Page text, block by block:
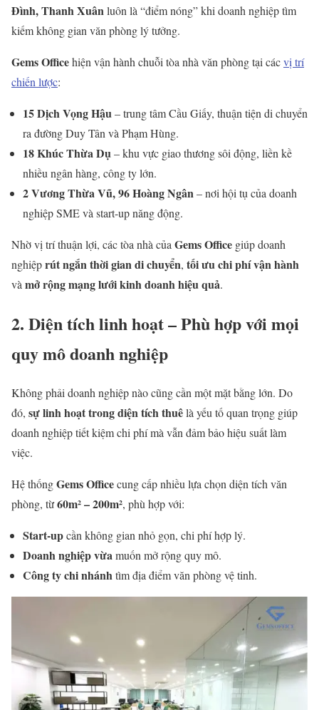
Đình, Thanh Xuânluôn là “điểm nóng” khi doanh nghiệp tìm
kiếm không gian văn phòng lý tưởng.
Gems Officehiện vận hành chuỗi tòa nhà văn phòng tại cácvị trí
chiến lược:
15 Dịch Vọng Hậu– trung tâm Cầu Giấy, thuận tiện di chuyển
ra đường Duy Tân và Phạm Hùng.
18 Khúc Thừa Dụ– khu vực giao thương sôi động, liền kề
nhiều ngân hàng, công ty lớn.
2 Vương Thừa Vũ, 96 Hoàng Ngân– nơi hội tụ của doanh
nghiệp SME và start-up năng động.
Nhờ vị trí thuận lợi, các tòa nhà của Gems Office giúp doanh
nghiệprút ngắn thời gian di chuyển, tối ưu chi phí vận hành
và mở rộng mạng lưới kinh doanh hiệu quả.
2. Diện tích linh hoạt – Phù hợp với mọi
quy mô doanh nghiệp
Không phải doanh nghiệp nào cũng cần một mặt bằng lớn. Do
đó, sự linh hoạt trong diện tích thuêlà yếu tố quan trọng giúp
doanh nghiệp tiết kiệm chi phí mà vẫn đảm bảo hiệu suất làm
việc.
Hệ thốngGems Officecung cấp nhiều lựa chọn diện tích văn
phòng, từ60m² – 200m², phù hợp với:
Start-upcần không gian nhỏ gọn, chi phí hợp lý.
Doanh nghiệp vừamuốn mở rộng quy mô.
Công ty chi nhánhtìm địa điểm văn phòng vệ tinh.